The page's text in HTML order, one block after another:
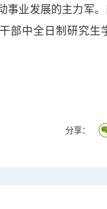
事业发展的主力军
部中全日制研究生
分享：